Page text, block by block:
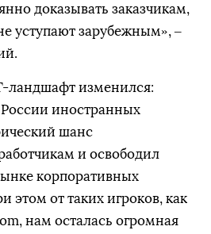
доказывать заказчикам,
уступают зарубежным», –
ландшафт изменился:
иностранных
шанс
и освободил
корпоративных
этом от таких игроков, как
нам осталась огромная